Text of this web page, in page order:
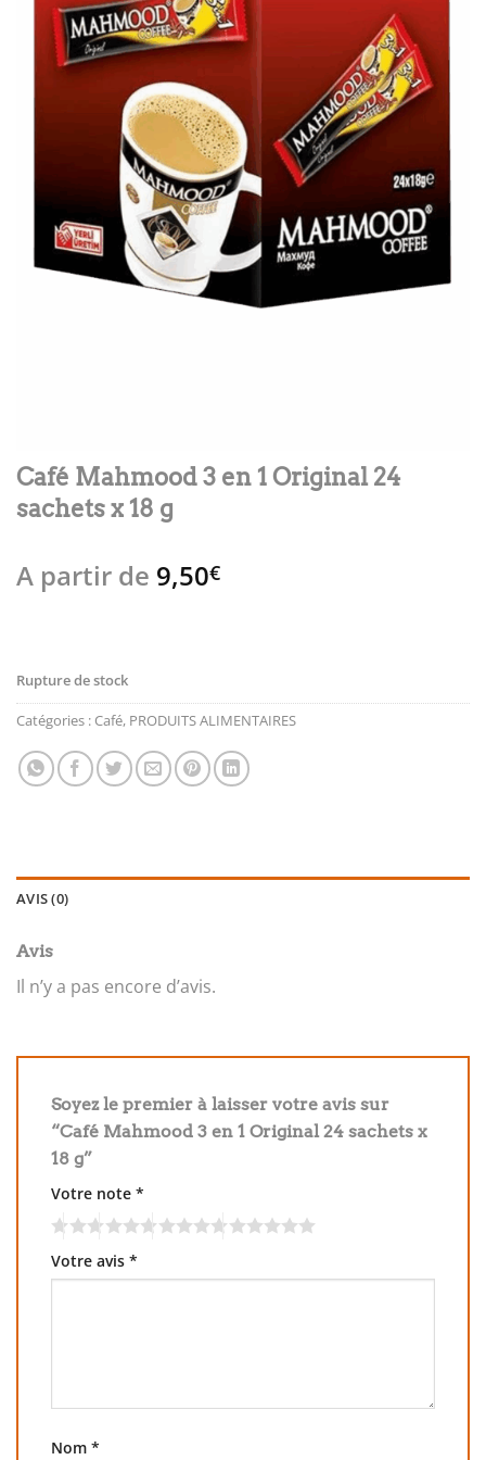
Café Mahmood 3 en 1 Original 24
sachets x 18 g
A partir de 9,50€
Rupture de stock
Catégories : Café, PRODUITS ALIMENTAIRES
AVIS (0)
Avis
Il n’y a pas encore d’avis.
Soyez le premier à laisser votre avis sur
“Café Mahmood 3 en 1 Original 24 sachets x
18 g”
Votre note *
Votre avis *
Nom *